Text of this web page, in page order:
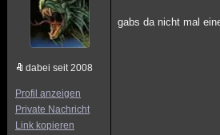
dabei seit 2008
Profil anzeigen
Private Nachricht
Link kopieren
gabs da nicht mal